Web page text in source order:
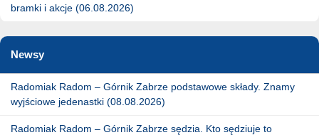
bramki i akcje (06.08.2026)
Newsy
Radomiak Radom – Górnik Zabrze podstawowe składy. Znamy
wyjściowe jedenastki (08.08.2026)
Radomiak Radom – Górnik Zabrze sędzia. Kto sędziuje to